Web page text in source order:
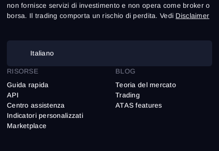
non fornisce servizi di investimento e non opera come broker o
borsa. Il trading comporta un rischio di perdita. Vedi Disclaimer
Italiano
RISORSE
Guida rapida
API
Centro assistenza
Indicatori personalizzati
Marketplace
BLOG
Teoria del mercato
Trading
ATAS features